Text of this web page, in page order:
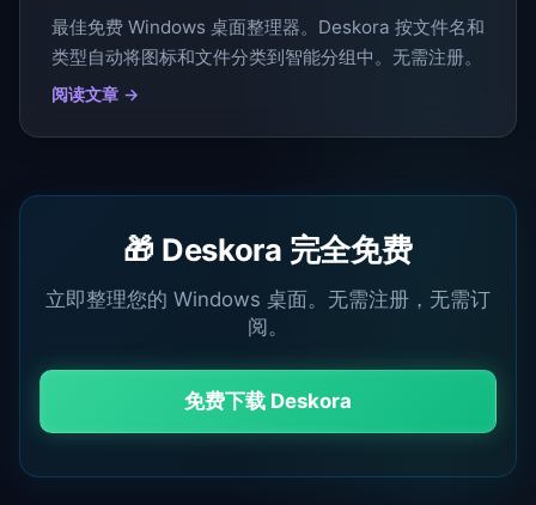
最佳免费 Windows 桌面整理器。Deskora 按文件名和
类型自动将图标和文件分类到智能分组中。无需注册。
阅读文章 →
🎁 Deskora 完全免费
立即整理您的 Windows 桌面。无需注册，无需订
阅。
免费下载 Deskora